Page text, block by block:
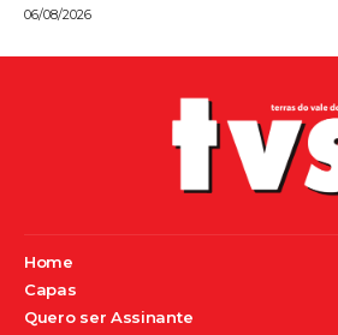
06/08/2026
Home
Capas
Quero ser Assinante